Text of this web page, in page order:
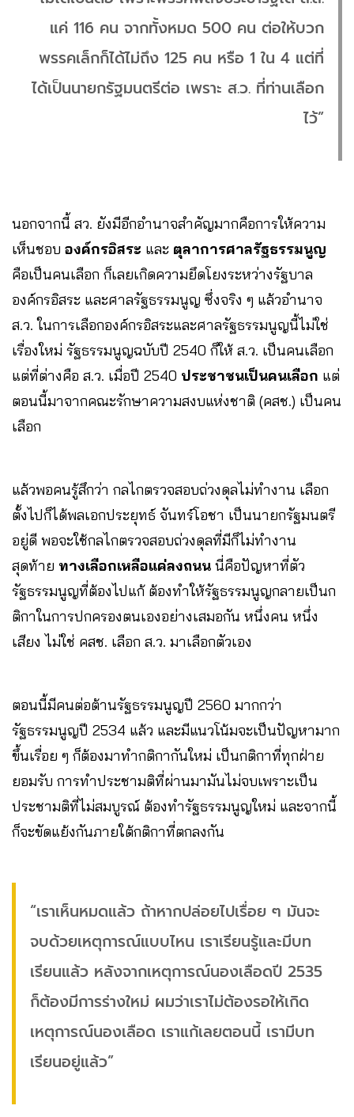
แค่ 116 คน จากทั้งหมด 500 คน ต่อให้บวก
พรรคเล็กก็ได้ไม่ถึง 125 คน หรือ 1 ใน 4 แต่ที่
ได้เป็นนายกรัฐมนตรีต่อ เพราะ ส.ว. ที่ท่านเลือก
ไว้”
นอกจากนี้ สว. ยังมีอีกอำนาจสำคัญมากคือการให้ความ
เห็นชอบ องค์กรอิสระ และ ตุลาการศาลรัฐธรรมนูญ
คือเป็นคนเลือก ก็เลยเกิดความยึดโยงระหว่างรัฐบาล
องค์กรอิสระ และศาลรัฐธรรมนูญ ซึ่งจริง ๆ แล้วอำนาจ
ส.ว. ในการเลือกองค์กรอิสระและศาลรัฐธรรมนูญนี้ไม่ใช่
เรื่องใหม่ รัฐธรรมนูญฉบับปี 2540 ก็ให้ ส.ว. เป็นคนเลือก
แต่ที่ต่างคือ ส.ว. เมื่อปี 2540 ประชาชนเป็นคนเลือก แต่
ตอนนี้มาจากคณะรักษาความสงบแห่งชาติ (คสช.) เป็นคน
เลือก
แล้วพอคนรู้สึกว่า กลไกตรวจสอบถ่วงดุลไม่ทำงาน เลือก
ตั้งไปก็ได้พลเอกประยุทธ์ จันทร์โอชา เป็นนายกรัฐมนตรี
อยู่ดี พอจะใช้กลไกตรวจสอบถ่วงดุลที่มีก็ไม่ทำงาน
สุดท้าย ทางเลือกเหลือแค่ลงถนน นี่คือปัญหาที่ตัว
รัฐธรรมนูญที่ต้องไปแก้ ต้องทำให้รัฐธรรมนูญกลายเป็นก
ติกาในการปกครองตนเองอย่างเสมอกัน หนึ่งคน หนึ่ง
เสียง ไม่ใช่ คสช. เลือก ส.ว. มาเลือกตัวเอง
ตอนนี้มีคนต่อต้านรัฐธรรมนูญปี 2560 มากกว่า
รัฐธรรมนูญปี 2534 แล้ว และมีแนวโน้มจะเป็นปัญหามาก
ขึ้นเรื่อย ๆ ก็ต้องมาทำกติกากันใหม่ เป็นกติกาที่ทุกฝ่าย
ยอมรับ การทำประชามติที่ผ่านมามันไม่จบเพราะเป็น
ประชามติที่ไม่สมบูรณ์ ต้องทำรัฐธรรมนูญใหม่ และจากนี้
ก็จะขัดแย้งกันภายใต้กติกาที่ตกลงกัน
“เราเห็นหมดแล้ว ถ้าหากปล่อยไปเรื่อย ๆ มันจะ
จบด้วยเหตุการณ์แบบไหน เราเรียนรู้และมีบท
เรียนแล้ว หลังจากเหตุการณ์นองเลือดปี 2535
ก็ต้องมีการร่างใหม่ ผมว่าเราไม่ต้องรอให้เกิด
เหตุการณ์นองเลือด เราแก้เลยตอนนี้ เรามีบท
เรียนอยู่แล้ว”